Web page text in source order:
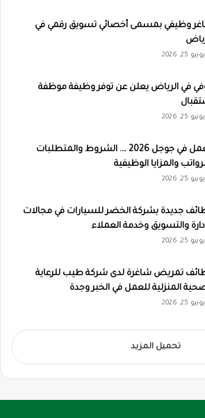
وظيفي بمسمى أخصائي تسويق رقمي في
يونيو 25, 2026
في الرياض يعلن عن توفر وظيفة موظفة
يونيو 25, 2026
العمل في جوجل 2026 …. الشروط والمتطلبات
والمزايا الوظيفية
يونيو 25, 2026
جديدة بشركة الخضر للسيارات في مجالات
والتسويق وخدمة العملاء
يونيو 25, 2026
تمريض شاغرة لدى شركة طيب للرعاية
المنزلية للعمل في الخبر وجدة
يونيو 25, 2026
تحميل المزيد